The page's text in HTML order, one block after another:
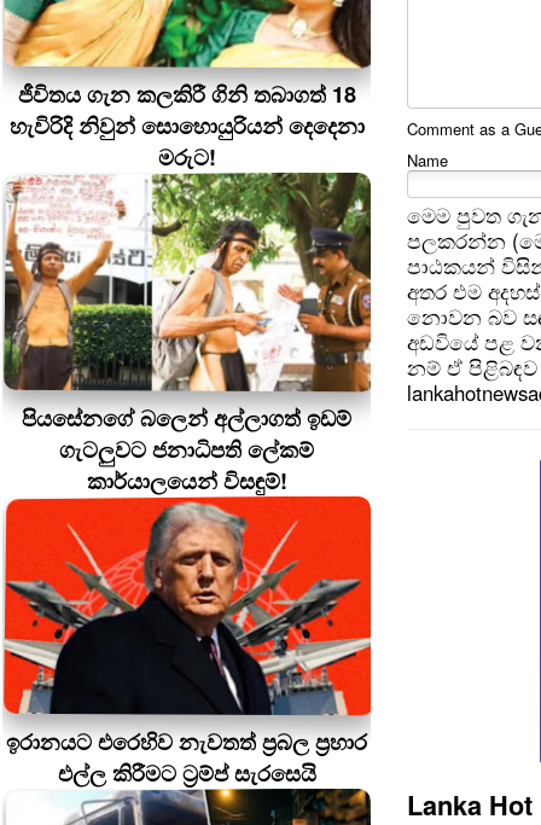
ජීවිතය ගැන කලකිරී ගිනි තබාගත් 18
හැවිරිදි නිවුන් සොහොයුරියන් දෙදෙනා
මරුට!
පියසේනගේ බලෙන් අල්ලාගත් ඉඩම්
ගැටලුවට ජනාධිපති ලේකම්
කාර්යාලයෙන් විසඳුම්!
ඉරානයට එරෙහිව නැවතත් ප්‍රබල ප්‍රහාර
එල්ල කිරීමට ට්‍රම්ප් සැරසෙයි
Comment as a
Name
මෙම පුවත
පලකරන්න
පාඨකයන්
අතර එම
නොවන බව
අඩවියේ පළ
නම් ඒ පිළිබඳව
Lanka